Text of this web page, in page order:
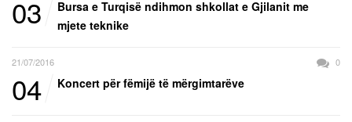
03
Bursa e Turqisë ndihmon shkollat e Gjilanit me
mjete teknike
21/07/2016 0
04 Koncert për fëmijë të mërgimtarëve